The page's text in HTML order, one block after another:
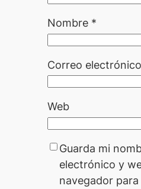
Nombre *
Correo electrónico
Web
Guarda mi
electrónico y
navegador